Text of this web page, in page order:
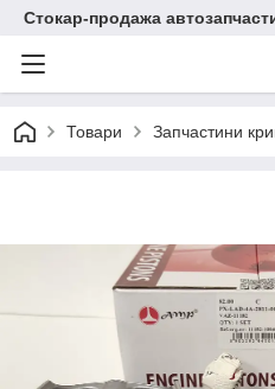
Стокар-продажа
Товари Запчастини